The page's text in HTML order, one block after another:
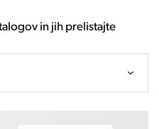
in jih prelistajte